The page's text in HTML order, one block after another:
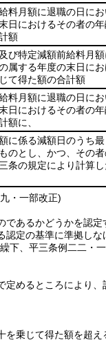
料月額に退職の日に
日におけるその者の
額
び特定減額前給料月
属する年度の末日に
て得た額の合計額
料月額に退職の日に
日におけるその者の
額に、
に係る減額日のうち
のとし、かつ、その
条の規定により計算
・一部改正)
あるかどうかを認
定の基準に準拠しな
下、平三条例二二・
めるところにより
乗じて得た額を超え